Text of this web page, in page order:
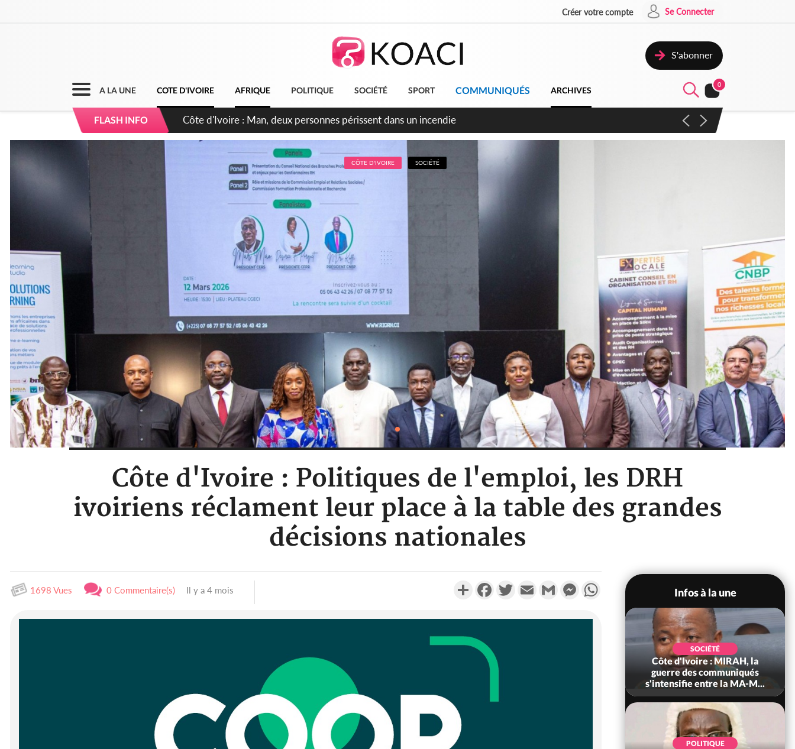
Créer votre compte Se Connecter
S'abonner
A LA UNE COTE D'IVOIRE AFRIQUE POLITIQUE SOCIÉTÉ SPORT COMMUNIQUÉS ARCHIVES
0
FLASH INFO
Côte d'Ivoire : Séileu, la célébration de la fête nationale transformée en vaste campagne contre les produits
dépigmentants dangereux
CÔTE D'IVOIRE SOCIÉTÉ
Côte d'Ivoire : Politiques de l'emploi, les DRH
ivoiriens réclament leur place à la table des grandes
décisions nationales
1698 Vues 0 Commentaire(s) Il y a 4 mois PartagerFacebookTwitterEmail Gmail MessengerWhatsApp
Infos à la une
Côte d'Ivoire : Man, deux
personnes périssent dans un
SOCIÉTÉ
Côte d'Ivoire : MIRAH, la
guerre des communiqués
s'intensifie entre la MA-M...
POLITIQUE